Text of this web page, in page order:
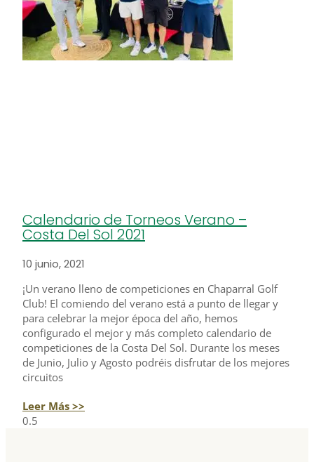
Calendario de Torneos Verano –
Costa Del Sol 2021
10 junio, 2021
¡Un verano lleno de competiciones en Chaparral Golf
Club! El comiendo del verano está a punto de llegar y
para celebrar la mejor época del año, hemos
configurado el mejor y más completo calendario de
competiciones de la Costa Del Sol. Durante los meses
de Junio, Julio y Agosto podréis disfrutar de los mejores
circuitos
Leer Más >>